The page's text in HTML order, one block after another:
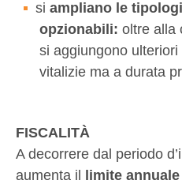
si ampliano le
opzionabili: oltre alla
si aggiungono
vitalizie ma a durata
FISCALITÀ
A decorrere dal periodo
aumenta il
limite